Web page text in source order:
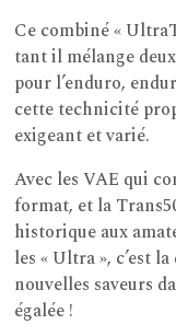
Ce combiné «
tant il mélange
pour l’enduro,
cette technicité
exigeant et varié.
Avec les VAE qui
format, et la
historique aux
les « Ultra », c’est
nouvelles saveurs
égalée !